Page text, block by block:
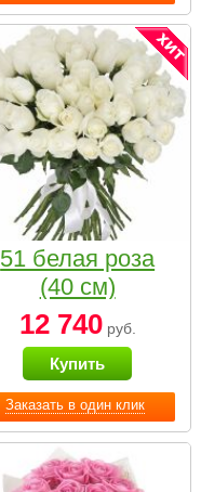
Заказать в один клик
51 белая роза
(40 см)
12 740руб.
Купить